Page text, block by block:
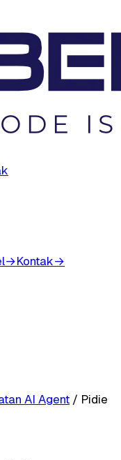
→Kontak→
AI Agent / Pidie